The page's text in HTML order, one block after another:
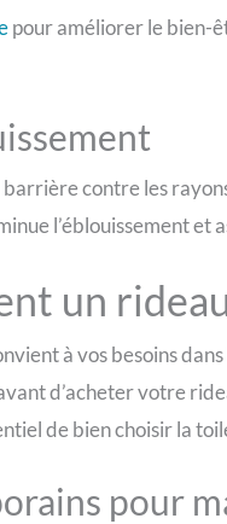
pour améliorer le bien-
contre les
l’éblouissement et
un
à vos besoins
d’acheter votre
de bien choisir la
pour